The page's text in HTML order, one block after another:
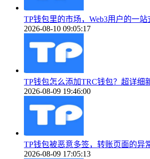
TP钱包里的市场，Web3用户的一
2026-08-10 09:05:17
TP钱包怎么添加TRC钱包？超详细
2026-08-09 19:46:00
TP钱包被恶意多签，转账页面的异
2026-08-09 17:05:13